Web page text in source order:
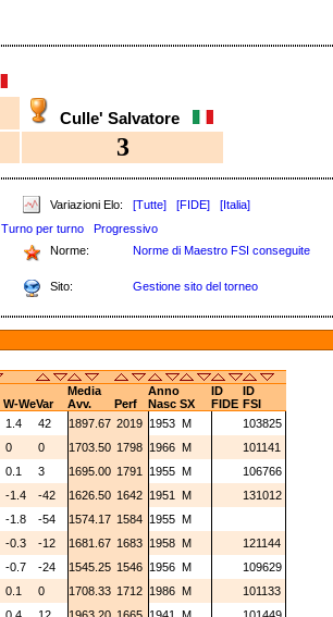
Culle' Salvatore
3
Variazioni Elo: [Tutte] [FIDE]
[Italia]
Turno per turno
Progressivo
Norme: Norme di Maestro FSI conseguite
Sito: Gestione sito del torneo
Media Anno ID
ID
W-WeVar Avv. Perf Nasc SX FIDE FSI
1.4 42 1897.67 2019 1953 M
103825
0 0 1703.50 1798 1966 M
101141
0.1 3 1695.00 1791 1955 M
106766
-1.4 -42 1626.50 1642 1951 M
131012
-1.8 -54 1574.17 1584 1955 M
-0.3 -12 1681.67 1683 1958 M
121144
-0.7 -24 1545.25 1546 1956 M
109629
0.1 0 1708.33 1712 1986 M
101133